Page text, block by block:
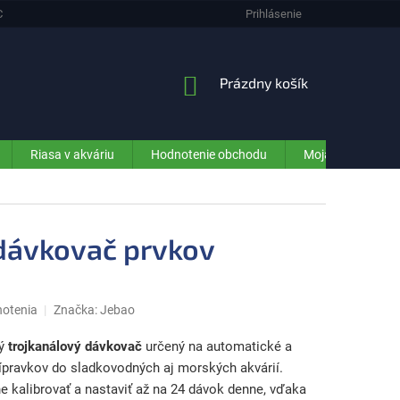
OSOBNÝCH ÚDAJOV (GDPR) - INFORMÁCIE PRE ZÁKAZNÍKOV E-
Prihlásenie
NÁKUPNÝ
Prázdny košík
Riasa v akváriu Hodnotenie obchodu Moja objednávka
prvkov
Značka:Jebao
trojkanálový dávkovač určený na automatické a
do sladkovodných aj morských akvárií.
kalibrovať a nastaviť až na 24 dávok denne, vďaka